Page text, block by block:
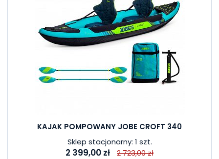
KAJAK POMPOWANY JOBE CROFT 340
Sklep stacjonarny: 1 szt.
2 399,00 zł 2 723,00 zł